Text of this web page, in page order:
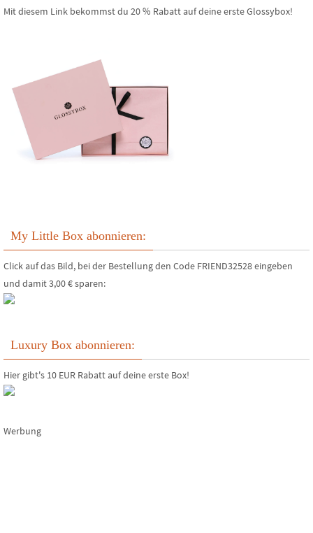
Mit diesem Link bekommst du 20 % Rabatt auf deine erste Glossybox!
My Little Box abonnieren:
Click auf das Bild, bei der Bestellung den Code FRIEND32528 eingeben
und damit 3,00 € sparen:
Luxury Box abonnieren:
Hier gibt's 10 EUR Rabatt auf deine erste Box!
Werbung